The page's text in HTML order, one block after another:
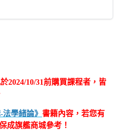
2024/10/31前購買課程者，皆
法學緒論》 書籍內容，若您有
成旗艦商城參考！